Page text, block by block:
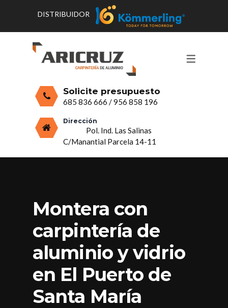
PRODUCTOS
PUERTAS, VENTANAS Y
CERRAMIENTOS, PORCHES Y TECHOS
ALUMINIO
CONTACTO Y HORARIOS
PRESUPUESTO
DISTRIBUIDOR
Solicite presupuesto
685 836 666 /956 858 196
Dirección
Pol. Ind. Las Salinas
C/Manantial Parcela 14-11
Montera con
carpintería de
aluminio y vidrio
en El Puerto de
Santa María